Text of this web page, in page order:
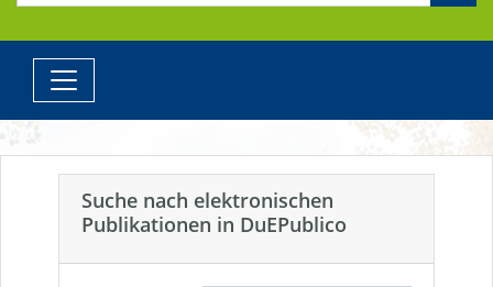
Suche nach elektronischen
Publikationen in DuEPublico